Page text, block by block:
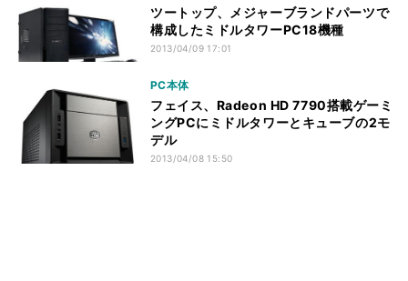
ツートップ、メジャーブランドパーツで
構成したミドルタワーPC18機種
2013/04/09 17:01
PC本体
フェイス、Radeon HD 7790搭載ゲーミ
ングPCにミドルタワーとキューブの2モ
デル
2013/04/08 15:50